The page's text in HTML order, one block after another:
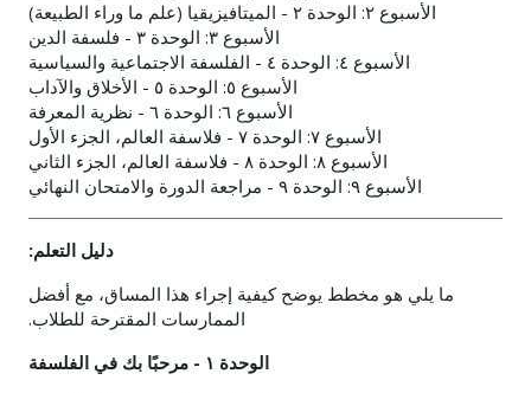
الأسبوع ٢: الوحدة ٢ - الميتافيزيقيا (علم ما وراء الطبيعة)
الأسبوع ٣: الوحدة ٣ - فلسفة الدين
الأسبوع ٤: الوحدة ٤ - الفلسفة الاجتماعية والسياسية
الأسبوع ٥: الوحدة ٥ - الأخلاق والآداب
الأسبوع ٦: الوحدة ٦ - نظرية المعرفة
الأسبوع ٧: الوحدة ٧ - فلاسفة العالم، الجزء الأول
الأسبوع ٨: الوحدة ٨ - فلاسفة العالم، الجزء الثاني
الأسبوع ٩: الوحدة ٩ - مراجعة الدورة والامتحان النهائي
دليل التعلم:
ما يلي هو مخطط يوضح كيفية إجراء هذا المساق، مع أفضل
الممارسات المقترحة للطلاب.
الوحدة ١ - مرحبًا بك في الفلسفة